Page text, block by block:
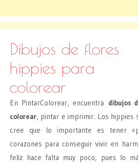
Dibujos de flores
hippies para
colorear
En PintarColorear, encuentra dibujos
colorear, pintar e imprimir. Los hippies
cree que lo importante es tener
corazones para conseguir vivir en
feliz hace falta muy poco, pues lo